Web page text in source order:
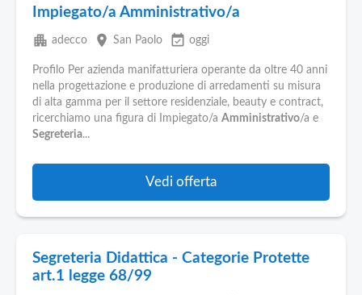
Impiegato/a Amministrativo/a
apartment adecco place San Paolo event_available oggi
Profilo Per azienda manifatturiera operante da oltre 40 anni
nella progettazione e produzione di arredamenti su misura
di alta gamma per il settore residenziale, beauty e contract,
ricerchiamo una figura di Impiegato/a Amministrativo/a e
Segreteria...
Vedi offerta
Segreteria Didattica - Categorie Protette
art.1 legge 68/99